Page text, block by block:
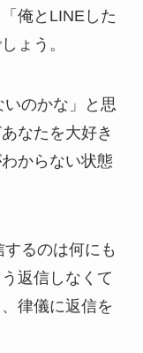
俺とLINEした
ょう。
いのかな」と思
なたを大好き
からない状態
るのは何にも
返信しなくて
律儀に返信を